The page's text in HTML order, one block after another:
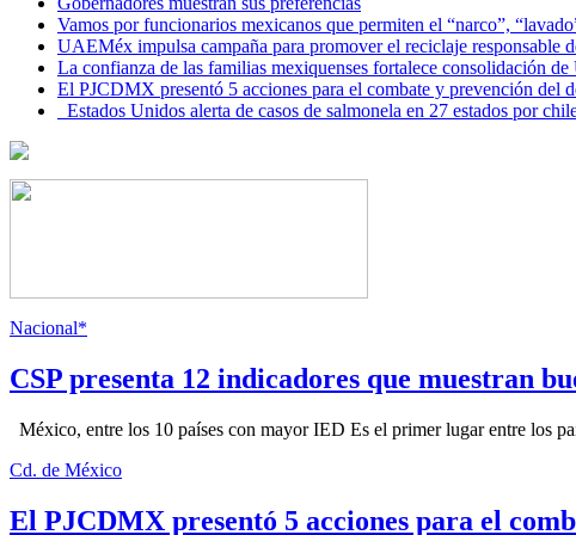
Vamos por funcionarios mexicanos que permiten el “narco”,
UAEMéx impulsa campaña para promover el reciclaje responsable
La confianza de las familias mexiquenses fortalece consolidación
El PJCDMX presentó 5 acciones para el combate y prevención del
Estados Unidos alerta de casos de salmonela en 27 estados por
Nacional*
CSP presenta 12 indicadores que muestran
México, entre los 10 países con mayor IED Es el primer lugar entre los
Cd. de México
El PJCDMX presentó 5 acciones para el